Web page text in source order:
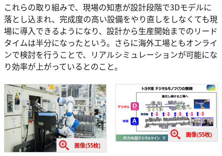
これらの取り組みで、現場の知恵が設計段階で3Dモデルに
落とし込まれ、完成度の高い設備をやり直しをしなくても現
場に導入できるようになり、設計から生産開始までのリード
タイムは半分になったという。さらに海外工場ともオンライ
ンで検討を行うことで、リアルシミュレーションが可能にな
り効率が上がっているとのこと。
画像(55枚)
画像(55枚)